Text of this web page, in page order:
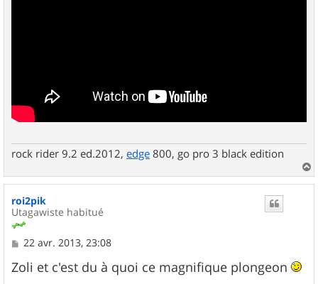
rock rider 9.2 ed.2012, edge 800, go pro 3 black edition
a
roi2pik
Utagawiste habitué
M
s
s
22 avr. 2013, 23:08
Zoli et c'est du à quoi ce magnifique plongeon